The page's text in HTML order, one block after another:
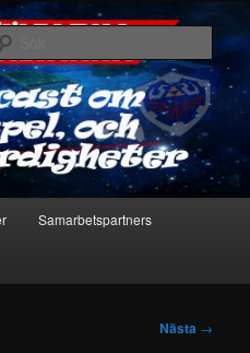
Sök
Samarbetspartners
Nästa →